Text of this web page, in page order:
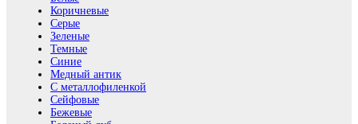
Коричневые
Серые
Зеленые
Темные
Синие
Медный антик
С металлофиленкой
Сейфовые
Бежевые